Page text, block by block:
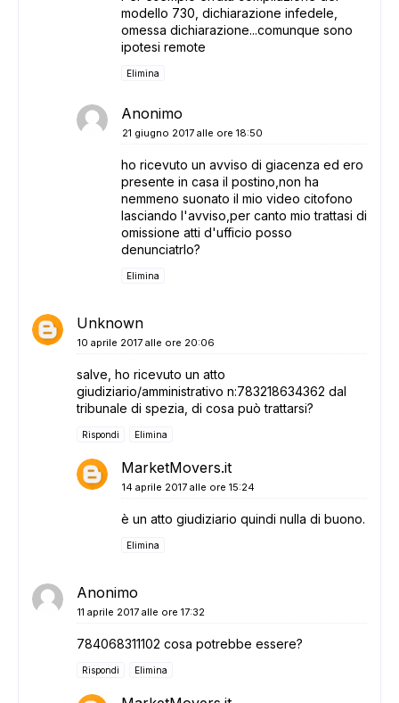
modello 730, dichiarazione infedele,
omessa dichiarazione...comunque sono
ipotesi remote
Elimina
Anonimo
21 giugno 2017 alle ore 18:50
ho ricevuto un avviso di giacenza ed ero
presente in casa il postino,non ha
nemmeno suonato il mio video citofono
lasciando l'avviso,per canto mio trattasi di
omissione atti d'ufficio posso
denunciatrlo?
Elimina
Unknown
10 aprile 2017 alle ore 20:06
salve, ho ricevuto un atto
giudiziario/amministrativo n:783218634362 dal
tribunale di spezia, di cosa può trattarsi?
Rispondi Elimina
MarketMovers.it
14 aprile 2017 alle ore 15:24
è un atto giudiziario quindi nulla di buono.
Elimina
Anonimo
11 aprile 2017 alle ore 17:32
784068311102 cosa potrebbe essere?
Rispondi Elimina